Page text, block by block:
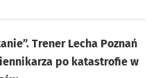
Trener Lecha Poznań
po katastrofie w